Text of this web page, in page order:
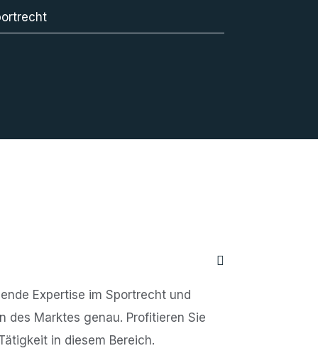
Expertise im Sportrecht und
des Marktes genau. Profitieren Sie
in diesem Bereich.